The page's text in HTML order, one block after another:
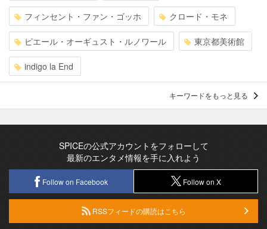
フィンセント・ファン・ゴッホ クロード・モネ
ピエール・オーギュスト・ルノワール 東京都美術館
indigo la End
キーワードをもっと見る
SPICEの公式アカウントをフォローして
最新のエンタメ情報を手に入れよう
Follow on Facebook Follow on X
RSSフィードの購読はこちら